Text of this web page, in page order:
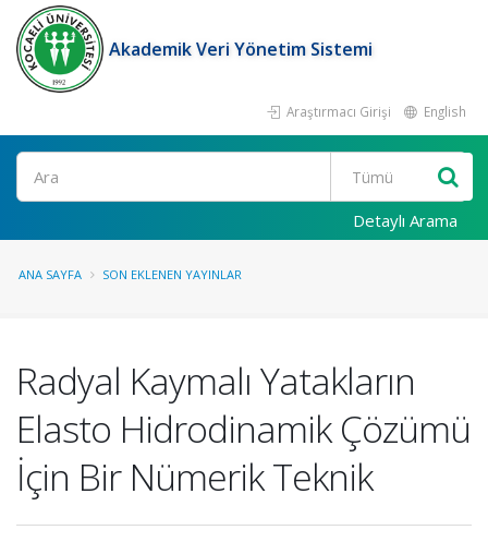
Akademik Veri Yönetim Sistemi
Araştırmacı Girişi English
Ara
Detaylı Arama
ANA SAYFA SON EKLENEN YAYINLAR
Radyal Kaymalı Yatakların
Elasto Hidrodinamik Çözümü
İçin Bir Nümerik Teknik